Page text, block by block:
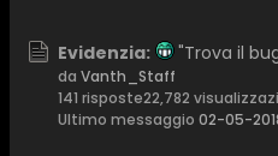
Evidenzia: "Trova il
da Vanth_Staff
141 risposte22,782
Ultimo messaggio 02-05-